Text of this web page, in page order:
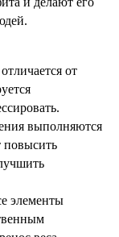
от
выполняются
повысить
элементы